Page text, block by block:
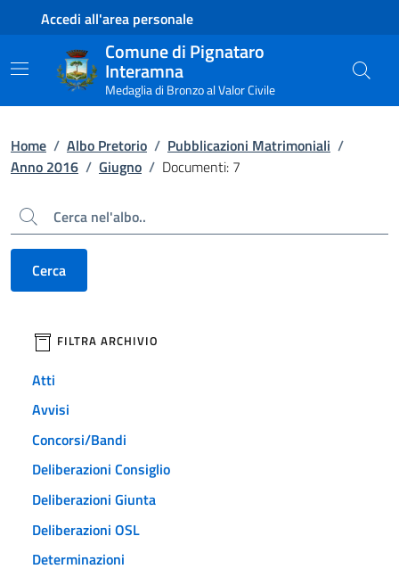
Contenuto principale
Piede di paginaAccedi all'area personale
Comune di Pignataro
Interamna
Medaglia di Bronzo al Valor Civile
Home / Albo Pretorio / Pubblicazioni Matrimoniali /
Anno 2016 / Giugno / Documenti: 7
Cerca
Cerca
filtri da applicare
FILTRA ARCHIVIO
Atti
Avvisi
Concorsi/Bandi
Deliberazioni Consiglio
Deliberazioni Giunta
Deliberazioni OSL
Determinazioni